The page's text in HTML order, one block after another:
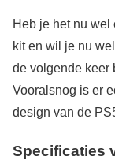
Heb je het nu
kit en wil je nu
de volgende keer
Vooralsnog is er
design van de
Specificaties